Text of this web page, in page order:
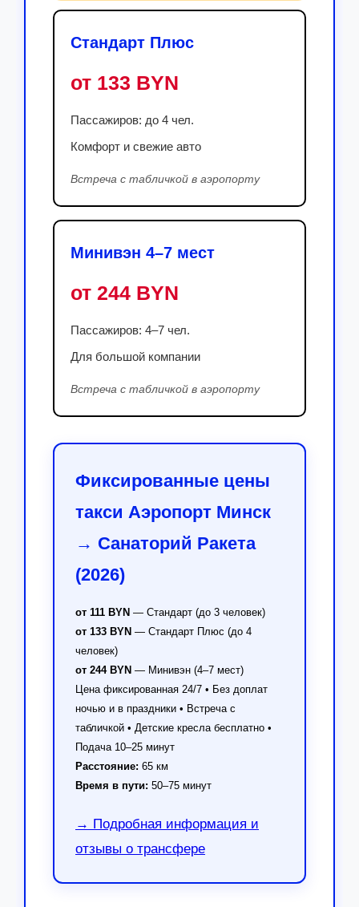
Стандарт Плюс
от 133 BYN
Пассажиров: до 4 чел.
Комфорт и свежие авто
Встреча с табличкой в аэропорту
Минивэн 4–7 мест
от 244 BYN
Пассажиров: 4–7 чел.
Для большой компании
Встреча с табличкой в аэропорту
Фиксированные цены
такси Аэропорт Минск
→ Санаторий Ракета
(2026)
от 111 BYN — Стандарт (до 3 человек)
от 133 BYN — Стандарт Плюс (до 4
человек)
от 244 BYN — Минивэн (4–7 мест)
Цена фиксированная 24/7 • Без доплат
ночью и в праздники • Встреча с
табличкой • Детские кресла бесплатно •
Подача 10–25 минут
Расстояние: 65 км
Время в пути: 50–75 минут
→ Подробная информация и
отзывы о трансфере